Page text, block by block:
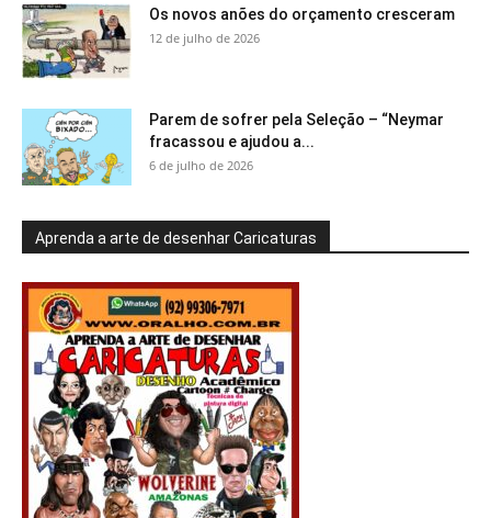
Os novos anões do orçamento cresceram
12 de julho de 2026
Parem de sofrer pela Seleção – “Neymar
fracassou e ajudou a...
6 de julho de 2026
Aprenda a arte de desenhar Caricaturas